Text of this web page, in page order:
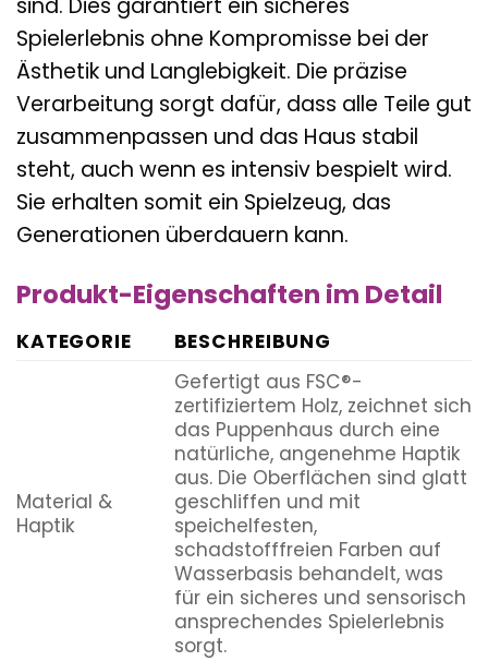
Spielerlebnis ohne Kompromisse bei der
Ästhetik und Langlebigkeit. Die präzise
Verarbeitung sorgt dafür, dass alle Teile gut
zusammenpassen und das Haus stabil
steht, auch wenn es intensiv bespielt wird.
Sie erhalten somit ein Spielzeug, das
Generationen überdauern kann.
Produkt-Eigenschaften im Detail
KATEGORIE BESCHREIBUNG
Material &
Haptik
Gefertigt aus FSC®-
zertifiziertem Holz, zeichnet sich
das Puppenhaus durch eine
natürliche, angenehme Haptik
aus. Die Oberflächen sind glatt
geschliffen und mit
speichelfesten,
schadstofffreien Farben auf
Wasserbasis behandelt, was
für ein sicheres und sensorisch
ansprechendes Spielerlebnis
sorgt.